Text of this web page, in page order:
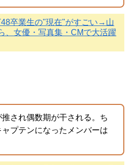
卒業生の"現在"がすごい→山
、女優・写真集・CMで大活躍
され偶数期が干される。ち
プテンになったメンバーは